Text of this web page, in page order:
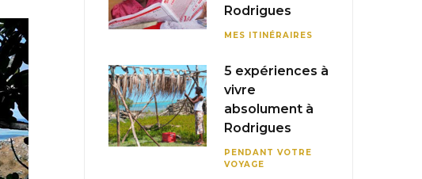
Rodrigues
MES ITINÉRAIRES
5 expériences à
vivre
absolument à
Rodrigues
PENDANT VOTRE
VOYAGE